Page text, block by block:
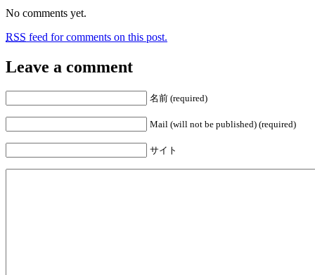
No comments yet.
RSS feed for comments on this post.
Leave a comment
名前 (required)
Mail (will not be published) (required)
サイト